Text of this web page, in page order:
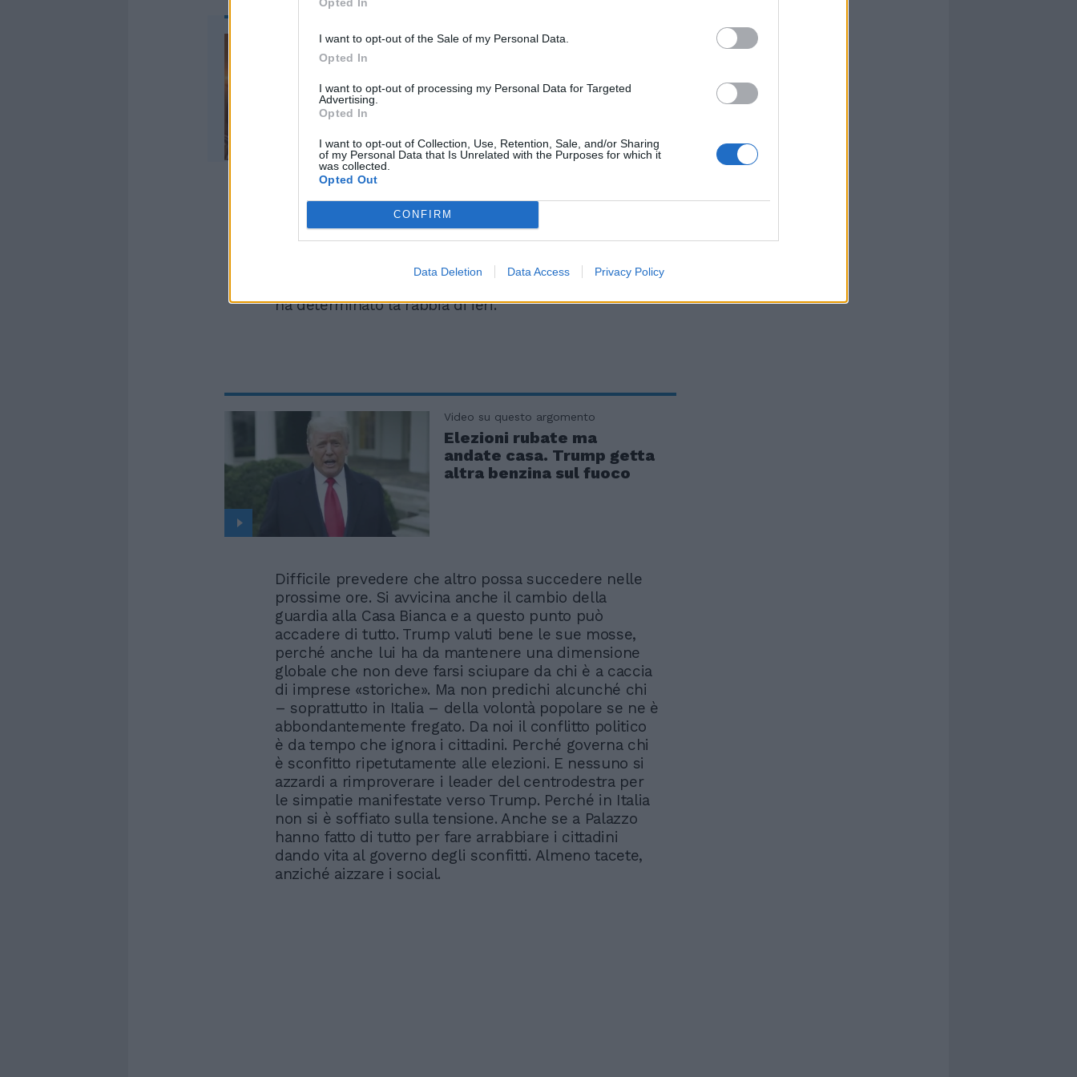
I want to opt-out of the Sale of my Personal Data.
Opted In
I want to opt-out of processing my Personal Data for Targeted
Advertising.
Opted In
I want to opt-out of Collection, Use, Retention, Sale, and/or Sharing
of my Personal Data that Is Unrelated with the Purposes for which it
was collected.
Opted Out
CONFIRM
Data Deletion Data Access Privacy Policy
Parallelo Conte-Trump, il
La democrazia deve osservare regole precise anche
nello scrutinio elettorale. Guai a pensare che si possa
soprattutto in un grande Paese che conta più di tutti
ha determinato la rabbia di ieri.
Video su questo argomento
Elezioni rubate ma
andate casa. Trump getta
altra benzina sul fuoco
Difficile prevedere che altro possa succedere nelle
prossime ore. Si avvicina anche il cambio della
guardia alla Casa Bianca e a questo punto può
accadere di tutto. Trump valuti bene le sue mosse,
perché anche lui ha da mantenere una dimensione
globale che non deve farsi sciupare da chi è a caccia
di imprese «storiche». Ma non predichi alcunché chi
– soprattutto in Italia – della volontà popolare se ne è
abbondantemente fregato. Da noi il conflitto politico
è da tempo che ignora i cittadini. Perché governa chi
è sconfitto ripetutamente alle elezioni. E nessuno si
azzardi a rimproverare i leader del centrodestra per
le simpatie manifestate verso Trump. Perché in Italia
non si è soffiato sulla tensione. Anche se a Palazzo
hanno fatto di tutto per fare arrabbiare i cittadini
dando vita al governo degli sconfitti. Almeno tacete,
anziché aizzare i social.